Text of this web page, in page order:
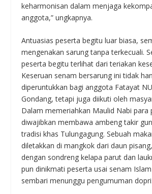
keharmonisan dalam menjaga
anggota,” ungkapnya.
Antuasias peserta begitu luar biasa,
mengenakan sarung tanpa terkecuali.
peserta begitu terlihat dari teriakan
Keseruan senam bersarung ini tidak
diperuntukkan bagi anggota Fatayat
Gondang, tetapi juga diikuti oleh
Dalam memeriahkan Maulid Nabi para
diwajibkan membawa ambeng takir
tradisi khas Tulungagung. Sebuah
diletakkan di mangkok dari daun
dengan sondreng kelapa parut dan
pun dinikmati peserta usai senam
sembari menunggu pengumuman